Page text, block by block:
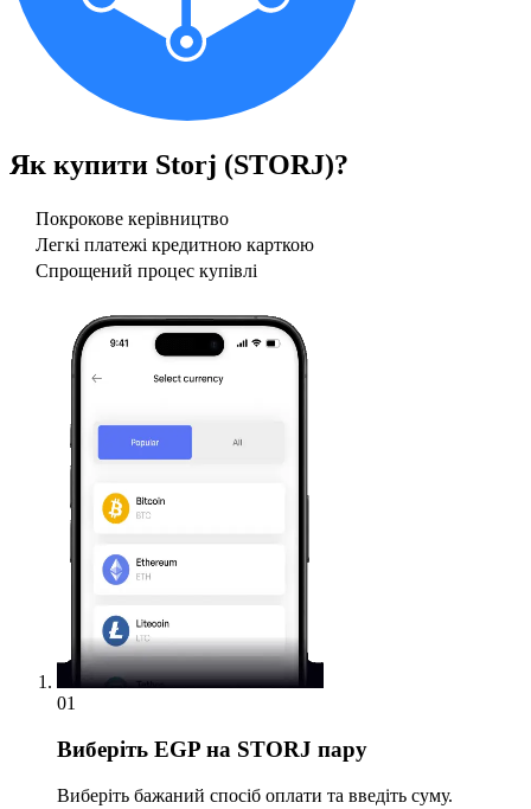
Як купити Storj (STORJ)?
Покрокове керівництво
Легкі платежі кредитною карткою
Спрощений процес купівлі
01
Виберіть EGP на STORJ пару
Виберіть бажаний спосіб оплати та введіть суму.